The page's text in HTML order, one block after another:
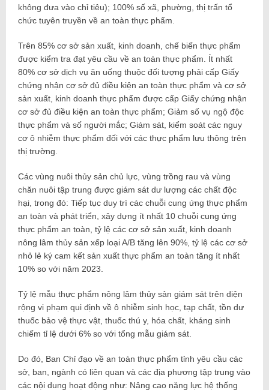
không đưa vào chỉ tiêu); 100% số xã, phường, thị trấn tổ
chức tuyên truyền về an toàn thực phẩm.
Trên 85% cơ sở sản xuất, kinh doanh, chế biến thực phẩm
được kiểm tra đạt yêu cầu về an toàn thực phẩm. Ít nhất
80% cơ sở dịch vụ ăn uống thuộc đối tượng phải cấp Giấy
chứng nhận cơ sở đủ điều kiện an toàn thực phẩm và cơ sở
sản xuất, kinh doanh thực phẩm được cấp Giấy chứng nhận
cơ sở đủ điều kiện an toàn thực phẩm; Giảm số vụ ngộ độc
thực phẩm và số người mắc; Giám sát, kiểm soát các nguy
cơ ô nhiễm thực phẩm đối với các thực phẩm lưu thông trên
thị trường.
Các vùng nuôi thủy sản chủ lực, vùng trồng rau và vùng
chăn nuôi tập trung được giám sát dư lượng các chất độc
hại, trong đó: Tiếp tục duy trì các chuỗi cung ứng thực phẩm
an toàn và phát triển, xây dựng ít nhất 10 chuỗi cung ứng
thực phẩm an toàn, tỷ lệ các cơ sở sản xuất, kinh doanh
nông lâm thủy sản xếp loại A/B tăng lên 90%, tỷ lệ các cơ sở
nhỏ lẻ ký cam kết sản xuất thực phẩm an toàn tăng ít nhất
10% so với năm 2023.
Tỷ lệ mẫu thực phẩm nông lâm thủy sản giám sát trên diện
rộng vi phạm qui định về ô nhiễm sinh học, tạp chất, tồn dư
thuốc bảo vệ thực vật, thuốc thú y, hóa chất, kháng sinh
chiếm tỉ lệ dưới 6% so với tổng mẫu giám sát.
Do đó, Ban Chỉ đạo về an toàn thực phẩm tỉnh yêu cầu các
sở, ban, ngành có liên quan và các địa phương tập trung vào
các nội dung hoạt động như: Nâng cao năng lực hệ thống